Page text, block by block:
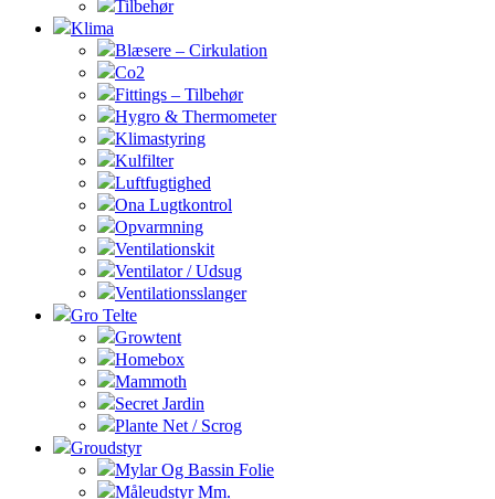
Tilbehør
Klima
Blæsere – Cirkulation
Co2
Fittings – Tilbehør
Hygro & Thermometer
Klimastyring
Kulfilter
Luftfugtighed
Ona Lugtkontrol
Opvarmning
Ventilationskit
Ventilator / Udsug
Ventilationsslanger
Gro Telte
Growtent
Homebox
Mammoth
Secret Jardin
Plante Net / Scrog
Groudstyr
Mylar Og Bassin Folie
Måleudstyr Mm.